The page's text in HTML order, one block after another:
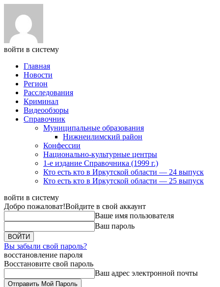
войти в систему
Главная
Новости
Регион
Расследования
Криминал
Видеообзоры
Справочник
Муниципальные образования
Нижнеилимский район
Конфессии
Национально-культурные центры
1-е издание Справочника (1999 г.)
Кто есть кто в Иркутской области — 24 выпуск
Кто есть кто в Иркутской области — 25 выпуск
войти в систему
Добро пожаловат!Войдите в свой аккаунт
Ваше имя пользователя
Ваш пароль
Вы забыли свой пароль?
восстановление пароля
Восстановите свой пароль
Ваш адрес электронной почты